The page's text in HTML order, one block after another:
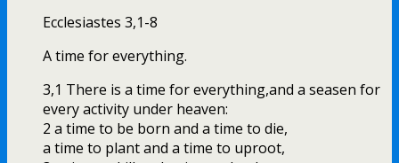
Ecclesiastes 3,1-8
A time for everything.
3,1 There is a time for everything,and a seasen for
every activity under heaven:
2 a time to be born and a time to die,
a time to plant and a time to uproot,